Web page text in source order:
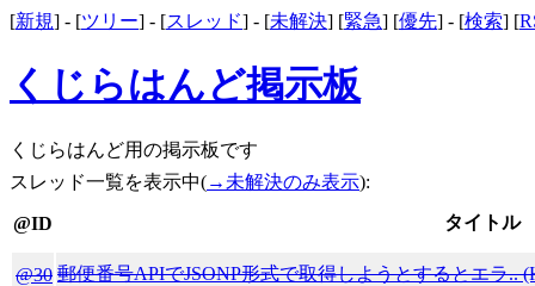
[新規] - [ツリー] - [スレッド] - [未解決] [緊急] [優先] - [検索] [
くじらはんど掲示板
くじらはんど用の掲示板です
スレッド一覧を表示中(→未解決のみ表示):
@ID タイトル
@30 郵便番号APIでJSONP形式で取得しようとするとエラ..